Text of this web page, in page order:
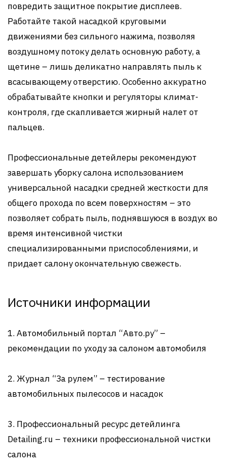
повредить защитное покрытие дисплеев.
Работайте такой насадкой круговыми
движениями без сильного нажима, позволяя
воздушному потоку делать основную работу, а
щетине – лишь деликатно направлять пыль к
всасывающему отверстию. Особенно аккуратно
обрабатывайте кнопки и регуляторы климат-
контроля, где скапливается жирный налет от
пальцев.
Профессиональные детейлеры рекомендуют
завершать уборку салона использованием
универсальной насадки средней жесткости для
общего прохода по всем поверхностям – это
позволяет собрать пыль, поднявшуюся в воздух во
время интенсивной чистки
специализированными приспособлениями, и
придает салону окончательную свежесть.
Источники информации
1. Автомобильный портал “Авто.ру” –
рекомендации по уходу за салоном автомобиля
2. Журнал “За рулем” – тестирование
автомобильных пылесосов и насадок
3. Профессиональный ресурс детейлинга
Detailing.ru – техники профессиональной чистки
салона